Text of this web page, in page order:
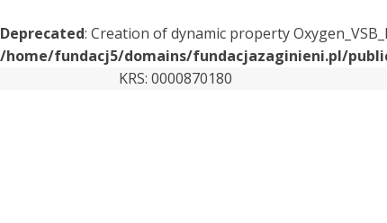
Deprecated: Creation of dynamic property
/home/fundacj5/domains/fundacjazaginieni.pl/
KRS: 0000870180